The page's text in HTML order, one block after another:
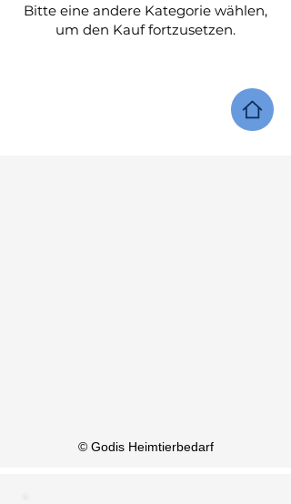
Bitte eine andere Kategorie wählen,
um den Kauf fortzusetzen.
© Godis Heimtierbedarf